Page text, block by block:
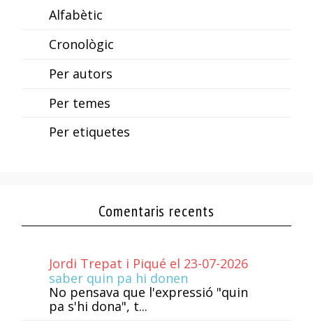
Alfabètic
Cronològic
Per autors
Per temes
Per etiquetes
Comentaris recents
Jordi Trepat i Piqué el 23-07-2026
saber quin pa hi donen
No pensava que l'expressió "quin
pa s'hi dona", t...